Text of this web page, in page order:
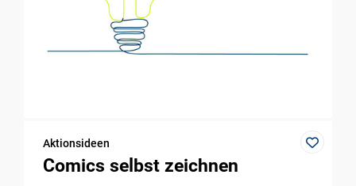
Aktionsideen
Comics selbst zeichnen